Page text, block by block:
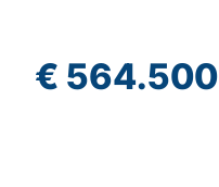
€ 564.500